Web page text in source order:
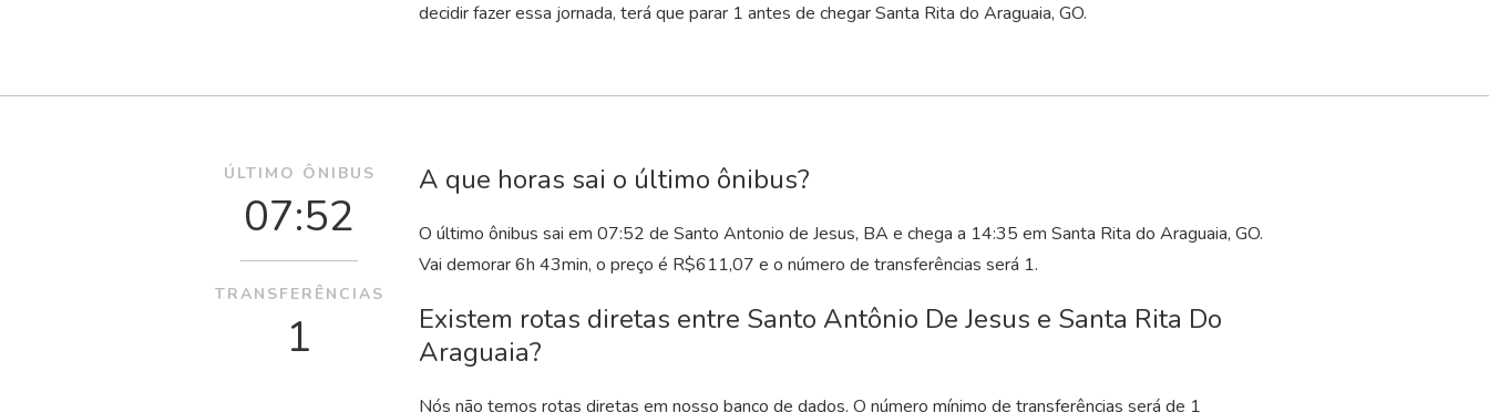
decidir fazer essa jornada, terá que parar 1 antes de chegar Santa Rita do Araguaia, GO.
A que horas sai o último ônibus?
O último ônibus sai em 07:52 de Santo Antonio de Jesus, BA e chega a 14:35 em Santa Rita do Araguaia, GO.
Vai demorar 6h 43min, o preço é R$611,07 e o número de transferências será 1.
Existem rotas diretas entre Santo Antônio De Jesus e Santa Rita Do
Araguaia?
Nós não temos rotas diretas em nosso banco de dados. O número mínimo de transferências será de 1
ÚLTIMO ÔNIBUS
07:52
TRANSFERÊNCIAS
1